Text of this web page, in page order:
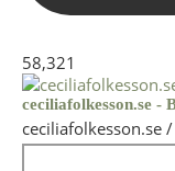
58,321
ceciliafolkesson.se -
ceciliafolkesson.se